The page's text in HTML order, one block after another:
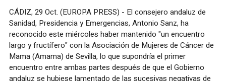
CÁDIZ, 29 Oct. (EUROPA PRESS) - El consejero andaluz de
Sanidad, Presidencia y Emergencias, Antonio Sanz, ha
reconocido este miércoles haber mantenido "un encuentro
largo y fructífero" con la Asociación de Mujeres de Cáncer de
Mama (Amama) de Sevilla, lo que supondría el primer
encuentro entre ambas partes después de que el Gobierno
andaluz se hubiese lamentado de las sucesivas negativas de